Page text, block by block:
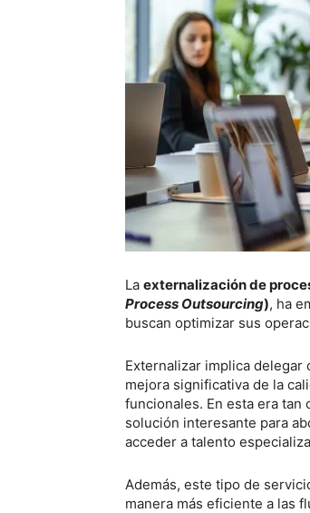
La externalización de
Process Outsourcing), ha
buscan optimizar sus
Externalizar implica
mejora significativa de la
funcionales. En esta era tan
solución interesante para
acceder a talento
Además, este tipo de
manera más eficiente a las